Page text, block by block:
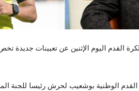
القدم اليوم الإثنين عن تعيينات جديدة
الوطنية بوشعيب لحرش رئيسا للجنة